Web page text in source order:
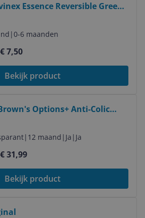
Essence Reversible Green
|0-6 maanden
7,50
Bekijk product
Options+ Anti-Colic
| 12 maand | Ja | Ja
31,99
Bekijk product